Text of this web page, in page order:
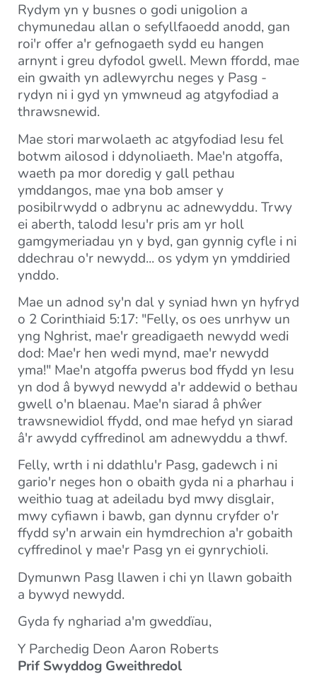
Rydym yn y busnes o godi unigolion a
chymunedau allan o sefyllfaoedd anodd, gan
roi'r offer a'r gefnogaeth sydd eu hangen
arnynt i greu dyfodol gwell. Mewn ffordd, mae
ein gwaith yn adlewyrchu neges y Pasg -
rydyn ni i gyd yn ymwneud ag atgyfodiad a
thrawsnewid.
Mae stori marwolaeth ac atgyfodiad Iesu fel
botwm ailosod i ddynoliaeth. Mae'n atgoffa,
waeth pa mor doredig y gall pethau
ymddangos, mae yna bob amser y
posibilrwydd o adbrynu ac adnewyddu. Trwy
ei aberth, talodd Iesu'r pris am yr holl
gamgymeriadau yn y byd, gan gynnig cyfle i ni
ddechrau o'r newydd... os ydym yn ymddiried
ynddo.
Mae un adnod sy'n dal y syniad hwn yn hyfryd
o 2 Corinthiaid 5:17: "Felly, os oes unrhyw un
yng Nghrist, mae'r greadigaeth newydd wedi
dod: Mae'r hen wedi mynd, mae'r newydd
yma!" Mae'n atgoffa pwerus bod ffydd yn Iesu
yn dod â bywyd newydd a'r addewid o bethau
gwell o'n blaenau. Mae'n siarad â phŵer
trawsnewidiol ffydd, ond mae hefyd yn siarad
â'r awydd cyffredinol am adnewyddu a thwf.
Felly, wrth i ni ddathlu'r Pasg, gadewch i ni
gario'r neges hon o obaith gyda ni a pharhau i
weithio tuag at adeiladu byd mwy disglair,
mwy cyfiawn i bawb, gan dynnu cryfder o'r
ffydd sy'n arwain ein hymdrechion a'r gobaith
cyffredinol y mae'r Pasg yn ei gynrychioli.
Dymunwn Pasg llawen i chi yn llawn gobaith
a bywyd newydd.
Gyda fy nghariad a'm gweddïau,
Y Parchedig Deon Aaron Roberts
Prif Swyddog Gweithredol